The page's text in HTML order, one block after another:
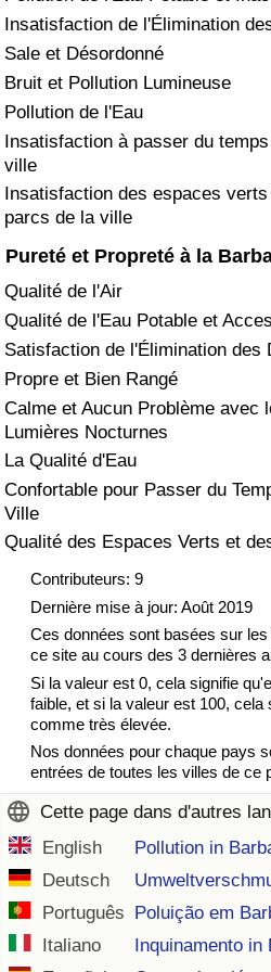
Insatisfaction de l'Élimination
Sale et Désordonné
Bruit et Pollution Lumineuse
Pollution de l'Eau
Insatisfaction à passer du
ville
Insatisfaction des espaces
parcs de la ville
Pureté et Propreté à la
Qualité de l'Air
Qualité de l'Eau Potable et
Satisfaction de l'Élimination des
Propre et Bien Rangé
Calme et Aucun Problème avec
Lumières Nocturnes
La Qualité d'Eau
Confortable pour Passer du
Ville
Qualité des Espaces Verts et
Contributeurs: 9
Dernière mise à jour: Août 2019
Ces données sont basées sur
ce site au cours des 3 dernières
Si la valeur est 0, cela signifie
faible, et si la valeur est 100, cela
comme très élevée.
Nos données pour chaque pays
entrées de toutes les villes de ce
Cette page dans d'autres
English
Pollution in
Deutsch
Português Poluição em
Italiano
Inquinamento in
Indice des soins de santé
Indice des soins de santé
Indice des soins de santé par
Pollution
Indice de Pollution (Actuel)
Indice de pollution
Indice de Pollution par Pays
Trafic
Indice de Trafic
Indice de Trafic (Actuel)
Indice de Trafic par Pays